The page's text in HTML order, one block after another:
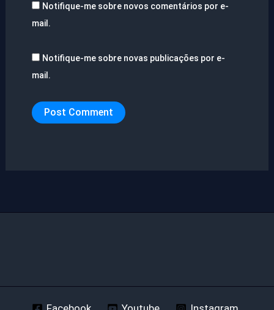
Notifique-me sobre novos comentários por e-
mail.
Notifique-me sobre novas publicações por e-
mail.